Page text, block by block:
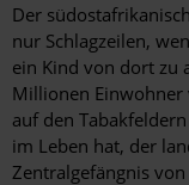
Der
nur Schlagzeilen,
ein Kind von dort zu
Millionen
auf den
im Leben hat, der
Zentralgefängnis